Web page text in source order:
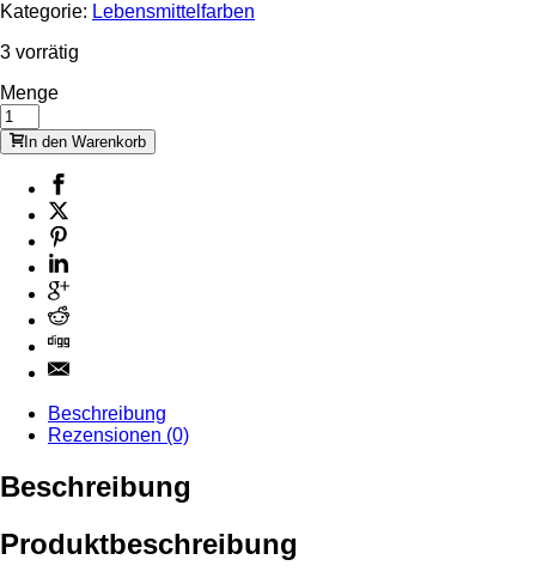
Kategorie: Lebensmittelfarben
3 vorrätig
Menge
In den Warenkorb
Beschreibung
Rezensionen (0)
Beschreibung
Produktbeschreibung